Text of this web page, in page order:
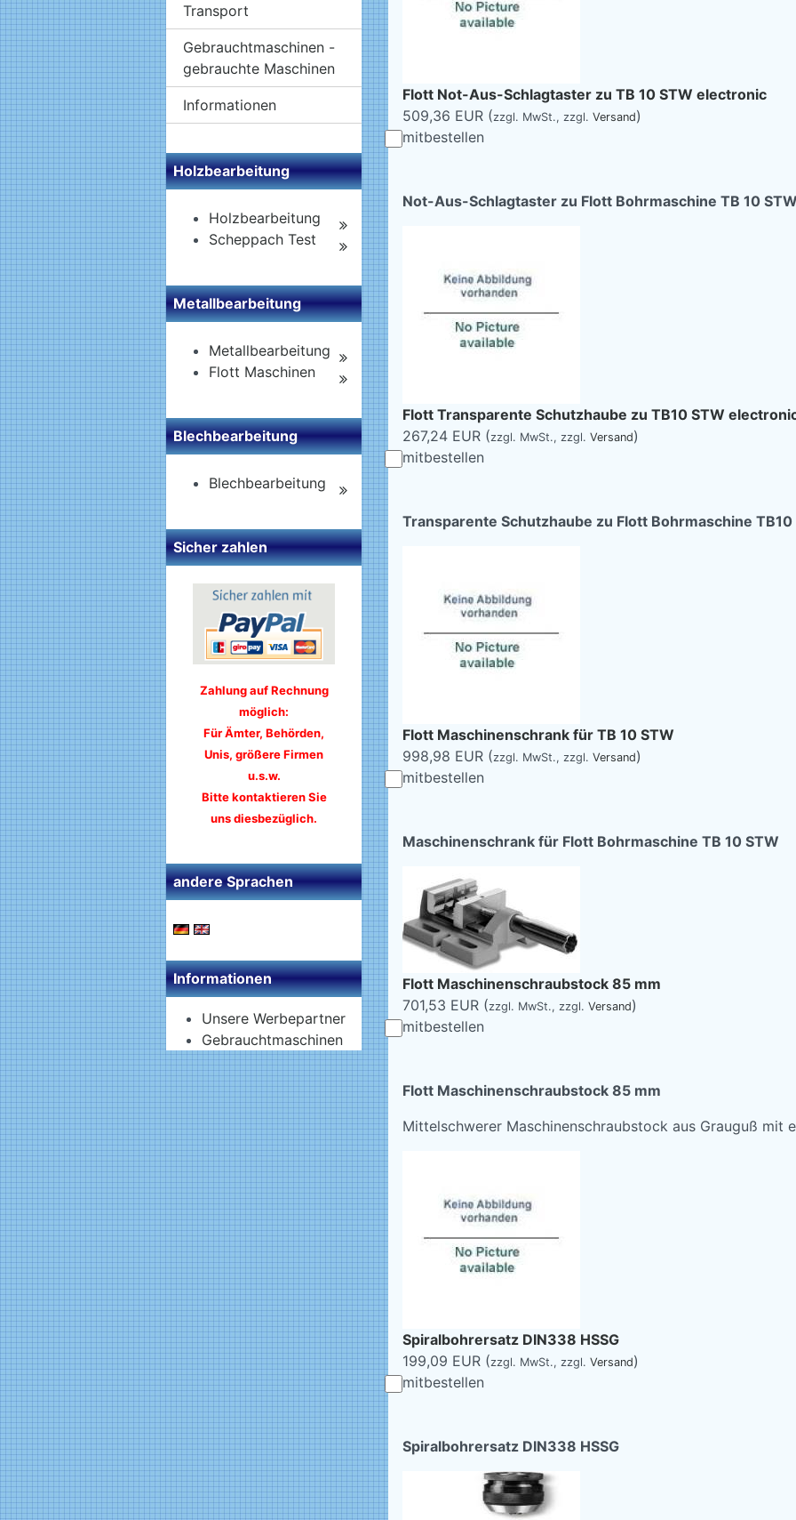
Transport
Gebrauchtmaschinen -
gebrauchte Maschinen
Informationen
Holzbearbeitung
Holzbearbeitung
Scheppach Test
Metallbearbeitung
Metallbearbeitung
Flott Maschinen
Blechbearbeitung
Blechbearbeitung
Sicher zahlen
Zahlung auf Rechnung
möglich:
Für Ämter, Behörden,
Unis, größere Firmen
u.s.w.
Bitte kontaktieren Sie
uns diesbezüglich.
andere Sprachen
Informationen
Unsere Werbepartner
Gebrauchtmaschinen
Flott Not-Aus-Schlagtaster zu TB 10 STW electronic
509,36 EUR (zzgl. MwSt., zzgl. Versand)
mitbestellen
Not-Aus-Schlagtaster zu Flott Bohrmaschine TB 10
Flott Transparente Schutzhaube zu TB10 STW
267,24 EUR (zzgl. MwSt., zzgl. Versand)
mitbestellen
Transparente Schutzhaube zu Flott Bohrmaschine
Flott Maschinenschrank für TB 10 STW
998,98 EUR (zzgl. MwSt., zzgl. Versand)
mitbestellen
Maschinenschrank für Flott Bohrmaschine TB 10 STW
Flott Maschinenschraubstock 85 mm
701,53 EUR (zzgl. MwSt., zzgl. Versand)
mitbestellen
Flott Maschinenschraubstock 85 mm
Mittelschwerer Maschinenschraubstock aus Grauguß mit
Spiralbohrersatz DIN338 HSSG
199,09 EUR (zzgl. MwSt., zzgl. Versand)
mitbestellen
Spiralbohrersatz DIN338 HSSG